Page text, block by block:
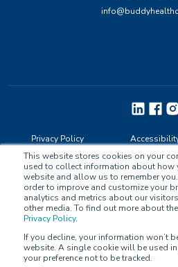
This website stores cookies on your
used to collect information about how
website and allow us to remember
order to improve and customize your
analytics and metrics about our
other media. To find out more about
Privacy Policy.
If you decline, your information won’t
website. A single cookie will be used
your preference not to be tracked.
Privacy Policy
© Buddy Healthcare Ltd Oy.
Compliance: MDR Class IIa, ISO/IEC
OBR Certified, EU